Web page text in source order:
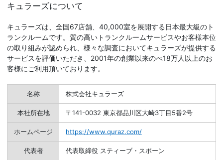
キュラーズについて
キュラーズは、全国67店舗、40,000室を展開する日本最大級のト
ランクルームです。質の高いトランクルームサービスやお客様本位
の取り組みが認められ、様々な調査においてキュラーズが提供する
サービスを評価いただき、2001年の創業以来のべ18万人以上のお
客様にご利用頂いております。
名称 株式会社キュラーズ
本社所在地 〒141-0032 東京都品川区大崎3丁目5番2号
ホームページ https://www.quraz.com/
代表者 代表取締役 スティーブ・スポーン